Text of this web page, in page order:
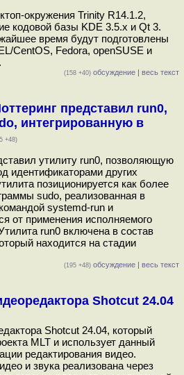
окружения Trinity R14.1.2,
кодовой базы KDE 3.5.x и Qt 3.
время будут подготовлены
CentOS, Fedora, openSUSE и
(158 +40) обсуждение | весь текст
представил run0,
интегрированную в
+48)
утилиту run0, позволяющую
идентификаторами других
позиционируется как более
sudo, реализованная в
systemd-run и
от применения исполняемого
run0 включена в состав
находится на стадии
(195 +48) обсуждение | весь текст
Shotcut 24.04
Shotcut 24.04, который
MLT и использует данный
редактирования видео.
и звука реализована через